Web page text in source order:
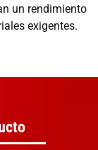
un rendimiento
exigentes.